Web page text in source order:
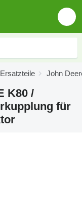
John
K80 /
für